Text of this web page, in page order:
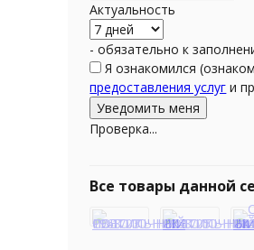
Актуальность
- обязательно к
Я ознакомился
предоставления услуг и
Проверка...
Все товары данной